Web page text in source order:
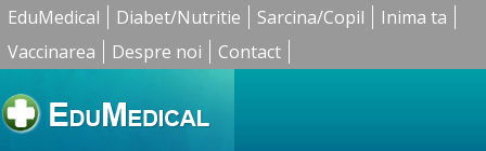
EduMedical Diabet/Nutritie Sarcina/Copil
Inima ta
Vaccinarea
Despre noi Contact